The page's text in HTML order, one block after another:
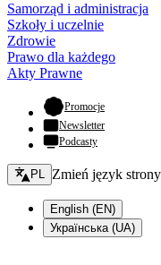
Samorząd i administracja
Szkoły i uczelnie
Zdrowie
Prawo dla każdego
Akty Prawne
Promocje- otwiera się
Newsletter
Podcasty
Zmień język - bieżący:
PL Zmień język strony
English (EN)
Українська (UA)